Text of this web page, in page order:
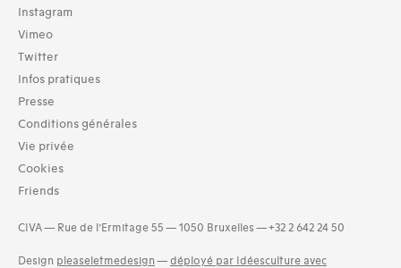
TOUT (2966)
Bibliothèque (2972)
Typologies documents
Livres (6794)
Bosniaque (1)
Catalan (8)
Danois (9)
Finnois (8)
Hongrois (4)
Malte (1)
Instagram
Vimeo
Twitter
Infos pratiques
Presse
Conditions générales
Vie privée
Cookies
Friends
CIVA — Rue de l’Ermitage 55 — 1050 Bruxelles — +32 2 642 24 50
Design pleaseletmedesign — déployé par Idéesculture avec